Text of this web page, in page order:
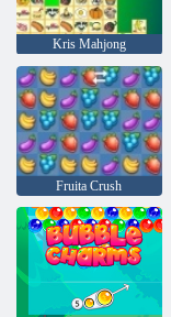
Kris Mahjong
Fruita Crush